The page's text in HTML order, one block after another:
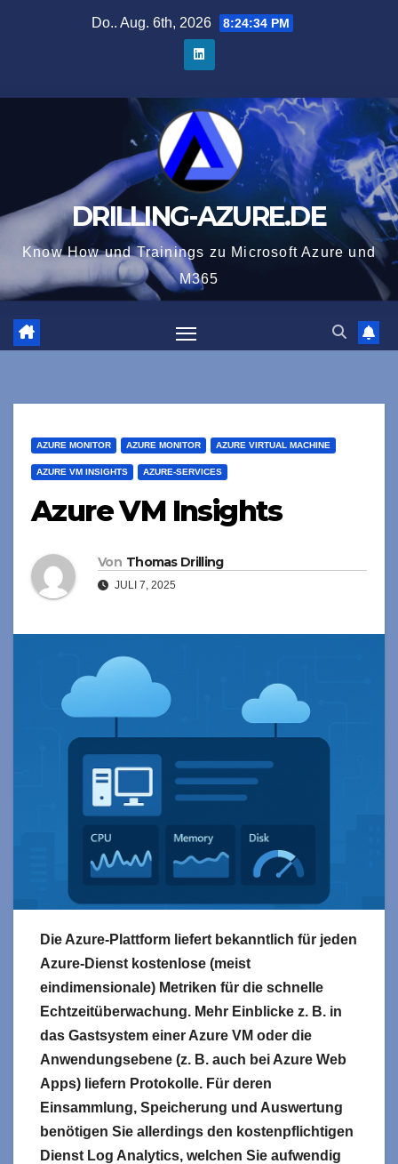
Do.. Aug. 6th, 2026 8:24:35 PM
DRILLING-AZURE.DE
Know How und Trainings zu Microsoft Azure und
M365
AZURE MONITOR AZURE MONITOR AZURE VIRTUAL MACHINE
AZURE VM INSIGHTS AZURE-SERVICES
Azure VM Insights
Von Thomas Drilling
JULI 7, 2025
Die Azure-Plattform liefert bekanntlich für jeden
Azure-Dienst kostenlose (meist
eindimensionale) Metriken für die schnelle
Echtzeitüberwachung. Mehr Einblicke z. B. in
das Gastsystem einer Azure VM oder die
Anwendungsebene (z. B. auch bei Azure Web
Apps) liefern Protokolle. Für deren
Einsammlung, Speicherung und Auswertung
benötigen Sie allerdings den kostenpflichtigen
Dienst Log Analytics, welchen Sie aufwendig